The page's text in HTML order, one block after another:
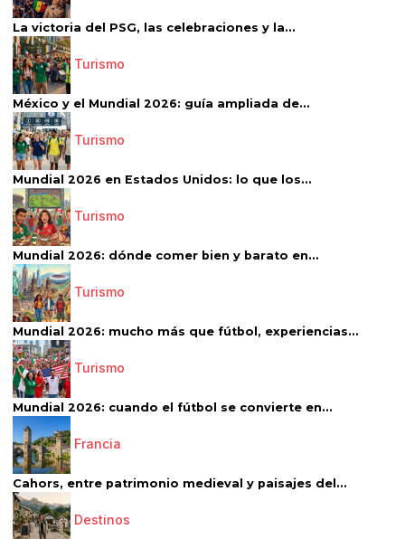
La victoria del PSG, las celebraciones y la...
Turismo
México y el Mundial 2026: guía ampliada de...
Turismo
Mundial 2026 en Estados Unidos: lo que los...
Turismo
Mundial 2026: dónde comer bien y barato en...
Turismo
Mundial 2026: mucho más que fútbol, experiencias...
Turismo
Mundial 2026: cuando el fútbol se convierte en...
Francia
Cahors, entre patrimonio medieval y paisajes del...
Destinos